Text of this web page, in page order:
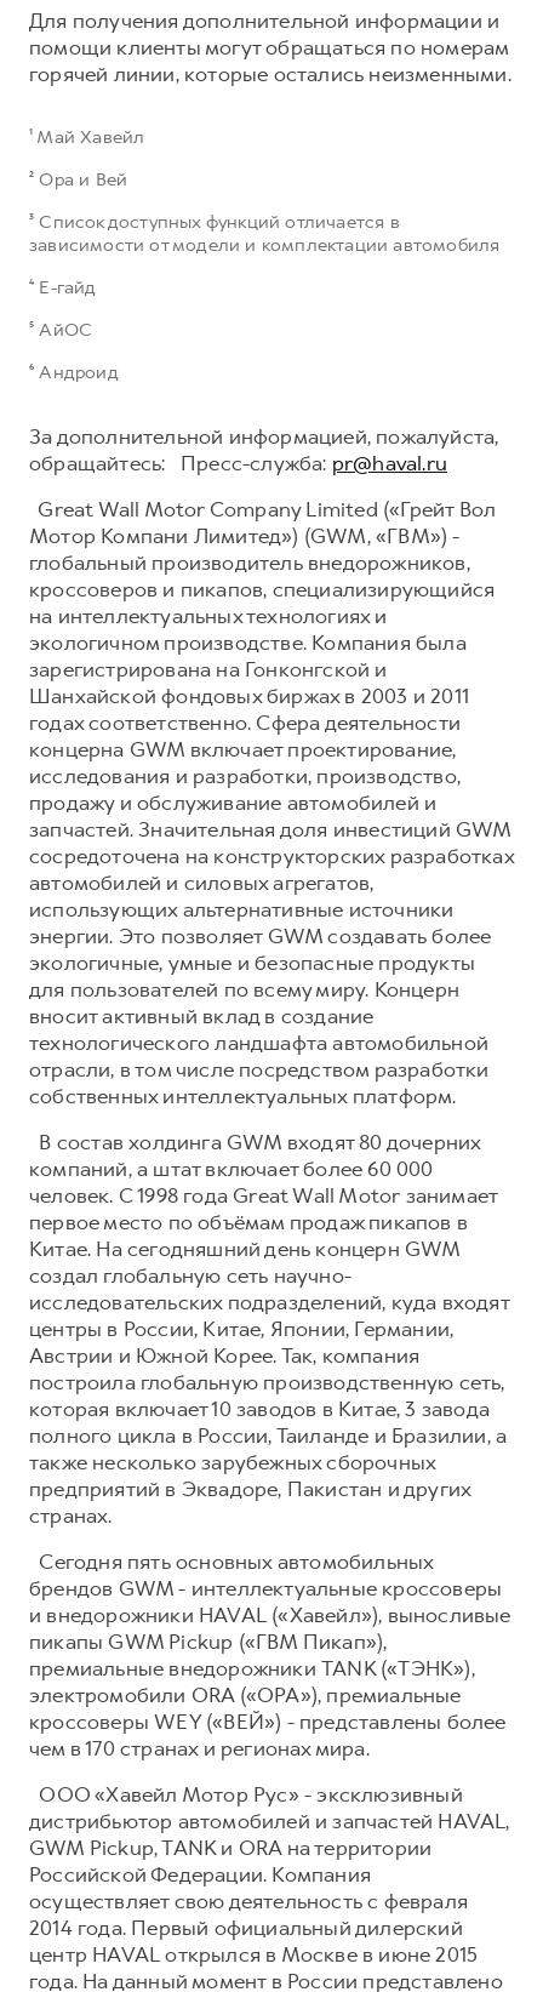
Для получения дополнительной информации и
помощи клиенты могут обращаться по номерам
горячей линии, которые остались неизменными.
¹ Май Хавейл
² Ора и Вей
³ Список доступных функций отличается в
зависимости от модели и комплектации автомобиля
⁴ Е-гайд
⁵ АйОС
⁶ Андроид
За дополнительной информацией, пожалуйста,
обращайтесь: Пресс-служба: pr@haval.ru
Great Wall Motor Company Limited («Грейт Вол
Мотор Компани Лимитед») (GWM, «ГВМ») -
глобальный производитель внедорожников,
кроссоверов и пикапов, специализирующийся
на интеллектуальных технологиях и
экологичном производстве. Компания была
зарегистрирована на Гонконгской и
Шанхайской фондовых биржах в 2003 и 2011
годах соответственно. Сфера деятельности
концерна GWM включает проектирование,
исследования и разработки, производство,
продажу и обслуживание автомобилей и
запчастей. Значительная доля инвестиций GWM
сосредоточена на конструкторских разработках
автомобилей и силовых агрегатов,
использующих альтернативные источники
энергии. Это позволяет GWM создавать более
экологичные, умные и безопасные продукты
для пользователей по всему миру. Концерн
вносит активный вклад в создание
технологического ландшафта автомобильной
отрасли, в том числе посредством разработки
собственных интеллектуальных платформ.
В состав холдинга GWM входят 80 дочерних
компаний, а штат включает более 60 000
человек. С 1998 года Great Wall Motor занимает
первое место по объёмам продаж пикапов в
Китае. На сегодняшний день концерн GWM
создал глобальную сеть научно-
исследовательских подразделений, куда входят
центры в России, Китае, Японии, Германии,
Австрии и Южной Корее. Так, компания
построила глобальную производственную сеть,
которая включает 10 заводов в Китае, 3 завода
полного цикла в России, Таиланде и Бразилии, а
также несколько зарубежных сборочных
предприятий в Эквадоре, Пакистан и других
странах.
Сегодня пять основных автомобильных
брендов GWM - интеллектуальные кроссоверы
и внедорожники HAVAL («Хавейл»), выносливые
пикапы GWM Pickup («ГВМ Пикап»),
премиальные внедорожники TANK («ТЭНК»),
электромобили ORA («ОРА»), премиальные
кроссоверы WEY («ВЕЙ») - представлены более
чем в 170 странах и регионах мира.
ООО «Хавейл Мотор Рус» - эксклюзивный
дистрибьютор автомобилей и запчастей HAVAL,
GWM Pickup, TANK и ORA на территории
Российской Федерации. Компания
осуществляет свою деятельность с февраля
2014 года. Первый официальный дилерский
центр HAVAL открылся в Москве в июне 2015
года. На данный момент в России представлено